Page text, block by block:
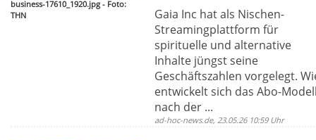
business-17610_1920.jpg - Foto:
THN
Gaia Inc hat als Nischen-
Streamingplattform für
spirituelle und alternative
Inhalte jüngst seine
Geschäftszahlen vorgelegt.
entwickelt sich das Abo-Modell
nach der ...
ad-hoc-news.de, 23.05.26 10:59 Uhr